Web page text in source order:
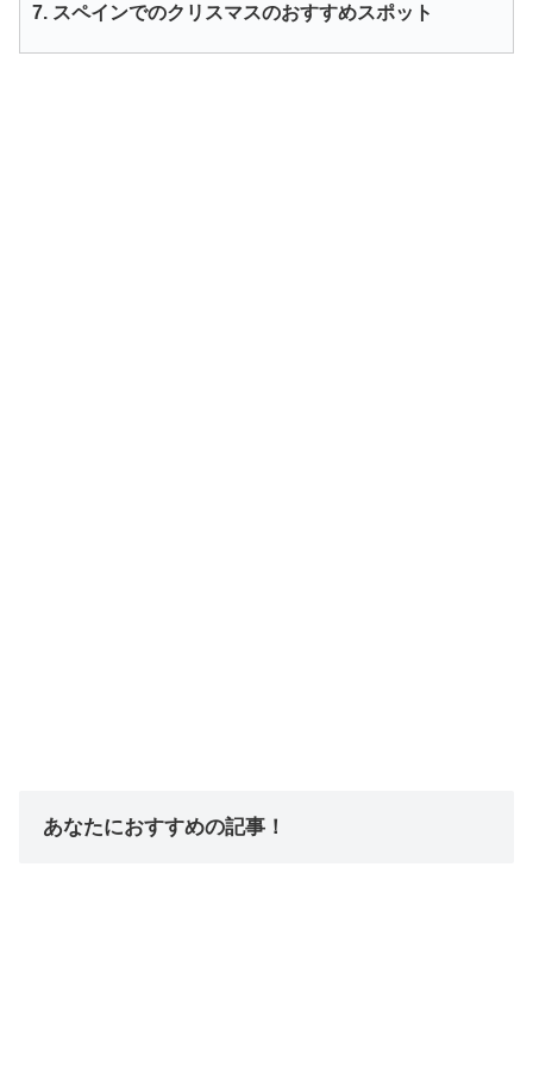
7. スペインでのクリスマスのおすすめスポット
あなたにおすすめの記事！